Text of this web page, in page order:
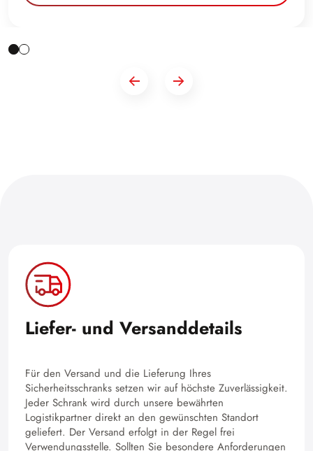
Liefer- und Versanddetails
Für den Versand und die Lieferung Ihres
Sicherheitsschranks setzen wir auf höchste Zuverlässigkeit.
Jeder Schrank wird durch unsere bewährten
Logistikpartner direkt an den gewünschten Standort
geliefert. Der Versand erfolgt in der Regel frei
Verwendungsstelle. Sollten Sie besondere Anforderungen